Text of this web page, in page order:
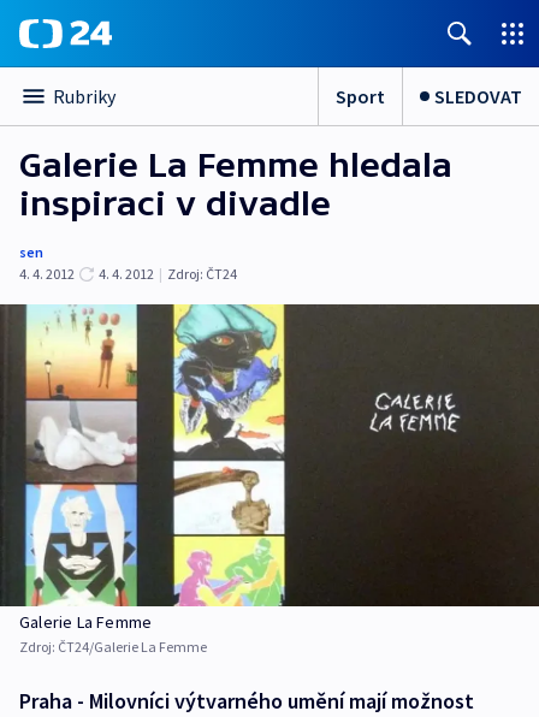
Rubriky Sport SLEDOVAT
Galerie La Femme hledala
inspiraci v divadle
sen
4. 4. 2012
4. 4. 2012 | Zdroj: ČT24
Galerie La Femme
Zdroj: ČT24/Galerie La Femme
Praha - Milovníci výtvarného umění mají možnost